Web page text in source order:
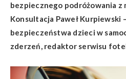
bezpiecznego podróżowania z
Konsultacja Paweł Kurpiewski
bezpieczeństwa dzieci w
zderzeń, redaktor serwisu